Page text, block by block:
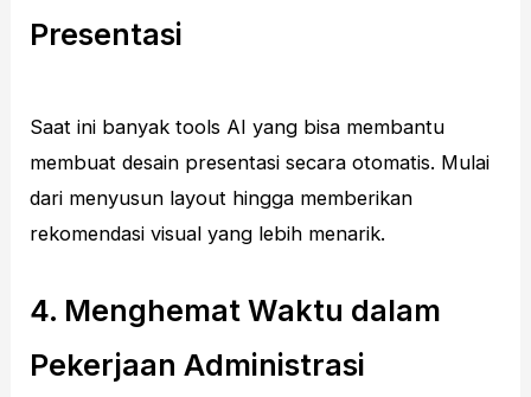
Presentasi
Saat ini banyak tools AI yang bisa membantu
membuat desain presentasi secara otomatis. Mulai
dari menyusun layout hingga memberikan
rekomendasi visual yang lebih menarik.
4. Menghemat Waktu dalam
Pekerjaan Administrasi